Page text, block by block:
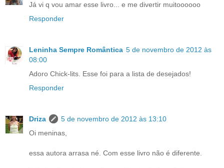
Já vi q vou amar esse livro... e me divertir muitoooooo
Responder
Leninha Sempre Romântica 5 de novembro de 2012 às
08:00
Adoro Chick-lits. Esse foi para a lista de desejados!
Responder
Driza
5 de novembro de 2012 às 13:10
Oi meninas,
essa autora arrasa né. Com esse livro não é diferente.